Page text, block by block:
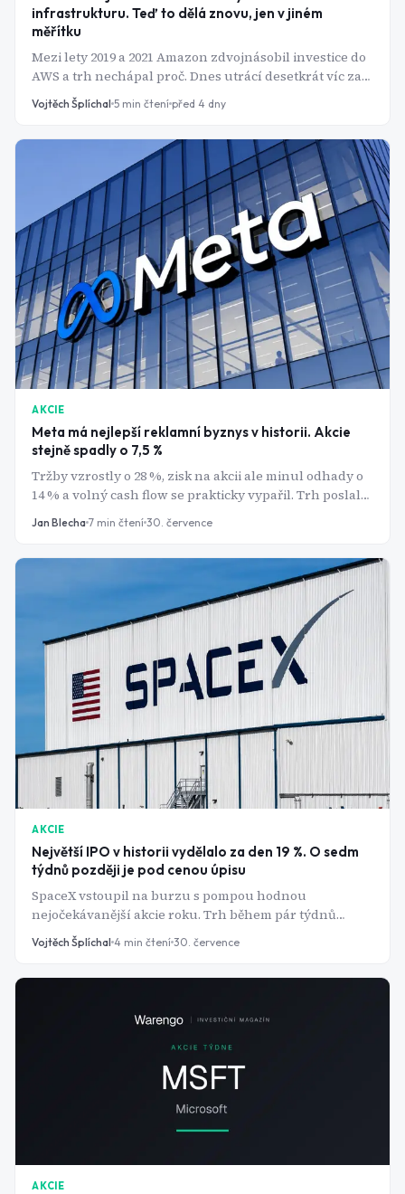
infrastrukturu. Teď to dělá znovu, jen v jiném
měřítku
Mezi lety 2019 a 2021 Amazon zdvojnásobil investice do
AWS a trh nechápal proč. Dnes utrácí desetkrát víc za
AI a příběh se opakuje.
Vojtěch Šplíchal 5 min čtení před 4 dny
AKCIE
Meta má nejlepší reklamní byznys v historii. Akcie
stejně spadly o 7,5 %
Tržby vzrostly o 28 %, zisk na akcii ale minul odhady o
14 % a volný cash flow se prakticky vypařil. Trh poslal
akcie Meta dolů o víc než 7 %
Jan Blecha 7 min čtení 30. července
AKCIE
Největší IPO v historii vydělalo za den 19 %. O sedm
týdnů později je pod cenou úpisu
SpaceX vstoupil na burzu s pompou hodnou
nejočekávanější akcie roku. Trh během pár týdnů
ukázal, proč je nadšení kolem prvního dne
obchodování často špatný rádce.
Vojtěch Šplíchal 4 min čtení 30. července
AKCIE